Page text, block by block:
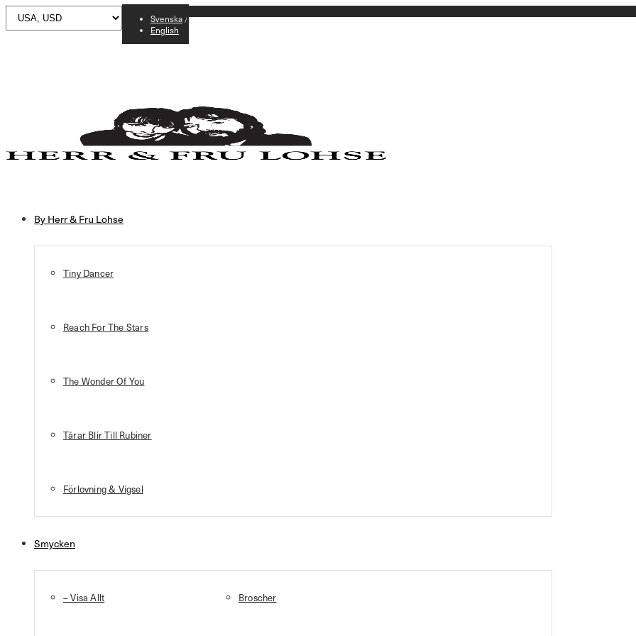
Svenska
English
By Herr & Fru Lohse
Tiny Dancer
Reach For The Stars
The Wonder Of You
Tårar Blir Till Rubiner
Förlovning & Vigsel
Smycken
– Visa Allt Broscher